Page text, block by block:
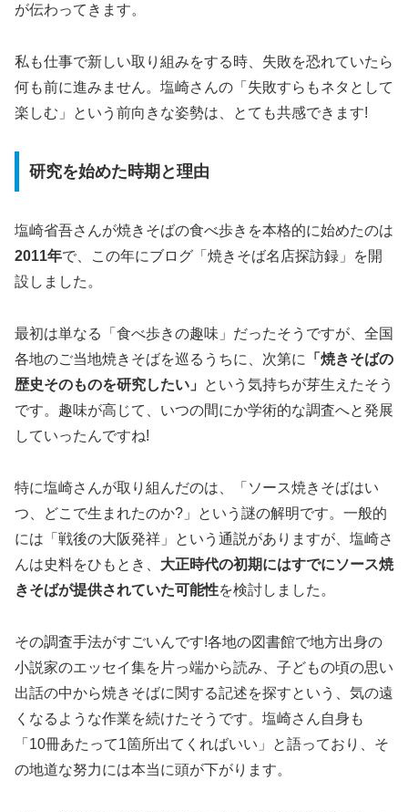
が伝わってきます。
私も仕事で新しい取り組みをする時、失敗を恐れていたら
何も前に進みません。塩崎さんの「失敗すらもネタとして
楽しむ」という前向きな姿勢は、とても共感できます!
研究を始めた時期と理由
塩崎省吾さんが焼きそばの食べ歩きを本格的に始めたのは
2011年で、この年にブログ「焼きそば名店探訪録」を開
設しました。
最初は単なる「食べ歩きの趣味」だったそうですが、全国
各地のご当地焼きそばを巡るうちに、次第に
「焼きそばの
歴史そのものを研究したい」
という気持ちが芽生えたそう
です。趣味が高じて、いつの間にか学術的な調査へと発展
していったんですね!
特に塩崎さんが取り組んだのは、「ソース焼きそばはい
つ、どこで生まれたのか?」という謎の解明です。一般的
には「戦後の大阪発祥」という通説がありますが、塩崎さ
んは史料をひもとき、 大正時代の初期にはすでにソース焼
きそばが提供されていた可能性を検討しました。
その調査手法がすごいんです!各地の図書館で地方出身の
小説家のエッセイ集を片っ端から読み、子どもの頃の思い
出話の中から焼きそばに関する記述を探すという、気の遠
くなるような作業を続けたそうです。塩崎さん自身も
「10冊あたって1箇所出てくればいい」と語っており、そ
の地道な努力には本当に頭が下がります。